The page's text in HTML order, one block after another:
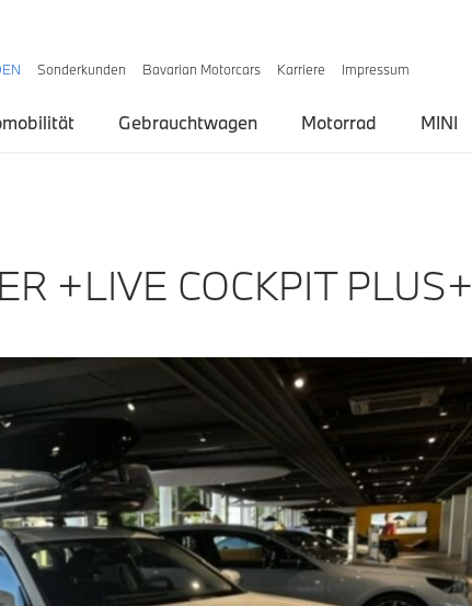
Sonderkunden Bavarian Motorcars Karriere Impressum
Gebrauchtwagen Motorrad MINI
+LIVE COCKPIT PLUS+